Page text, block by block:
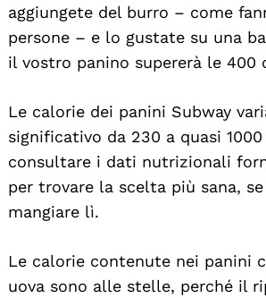
aggiungete del burro – come
persone – e lo gustate su una
il vostro panino supererà le 400
Le calorie dei panini Subway
significativo da 230 a quasi
consultare i dati nutrizionali
per trovare la scelta più sana,
mangiare lì.
Le calorie contenute nei panini
uova sono alle stelle, perché il